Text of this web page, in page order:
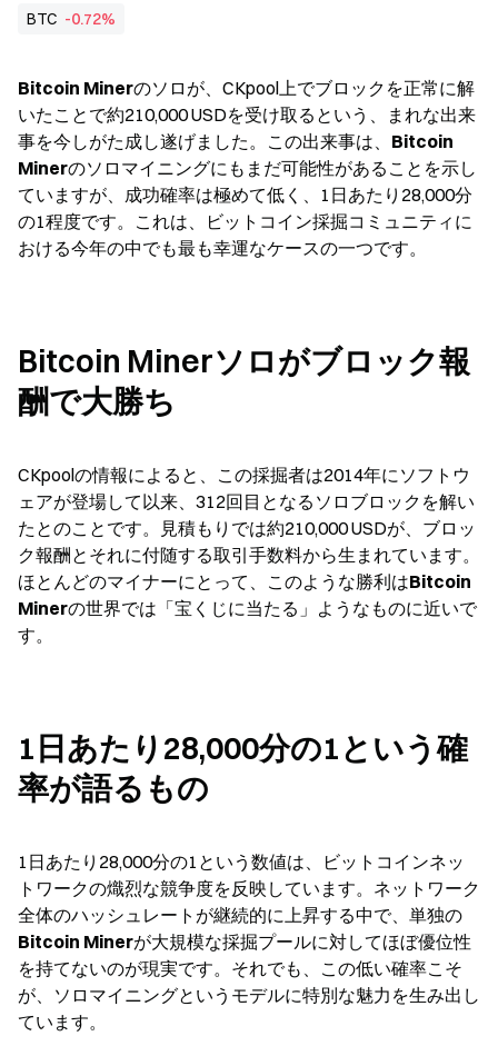
BTC -0.72%
Bitcoin Minerのソロが、CKpool上でブロックを正常に解
いたことで約210,000 USDを受け取るという、まれな出来
事を今しがた成し遂げました。この出来事は、 Bitcoin
Minerのソロマイニングにもまだ可能性があることを示し
ていますが、成功確率は極めて低く、1日あたり28,000分
の1程度です。これは、ビットコイン採掘コミュニティに
おける今年の中でも最も幸運なケースの一つです。
Bitcoin Minerソロがブロック報
酬で大勝ち
CKpoolの情報によると、この採掘者は2014年にソフトウ
ェアが登場して以来、312回目となるソロブロックを解い
たとのことです。見積もりでは約210,000 USDが、ブロッ
ク報酬とそれに付随する取引手数料から生まれています。
ほとんどのマイナーにとって、このような勝利はBitcoin
Minerの世界では「宝くじに当たる」ようなものに近いで
す。
1日あたり28,000分の1という確
率が語るもの
1日あたり28,000分の1という数値は、ビットコインネッ
トワークの熾烈な競争度を反映しています。ネットワーク
全体のハッシュレートが継続的に上昇する中で、単独の
Bitcoin Minerが大規模な採掘プールに対してほぼ優位性
を持てないのが現実です。それでも、この低い確率こそ
が、ソロマイニングというモデルに特別な魅力を生み出し
ています。